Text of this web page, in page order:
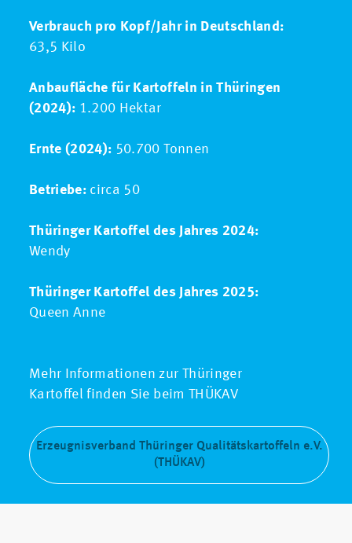
Verbrauch pro Kopf/Jahr in Deutschland:
63,5 Kilo
Anbaufläche für Kartoffeln in Thüringen
(2024): 1.200 Hektar
Ernte (2024): 50.700 Tonnen
Betriebe:circa 50
Thüringer Kartoffel des Jahres 2024:
Wendy
Thüringer Kartoffel des Jahres 2025:
Queen Anne
Mehr Informationen zur Thüringer
Kartoffel finden Sie beim THÜKAV
Erzeugnisverband Thüringer Qualitätskartoffeln e.V.
(THÜKAV)